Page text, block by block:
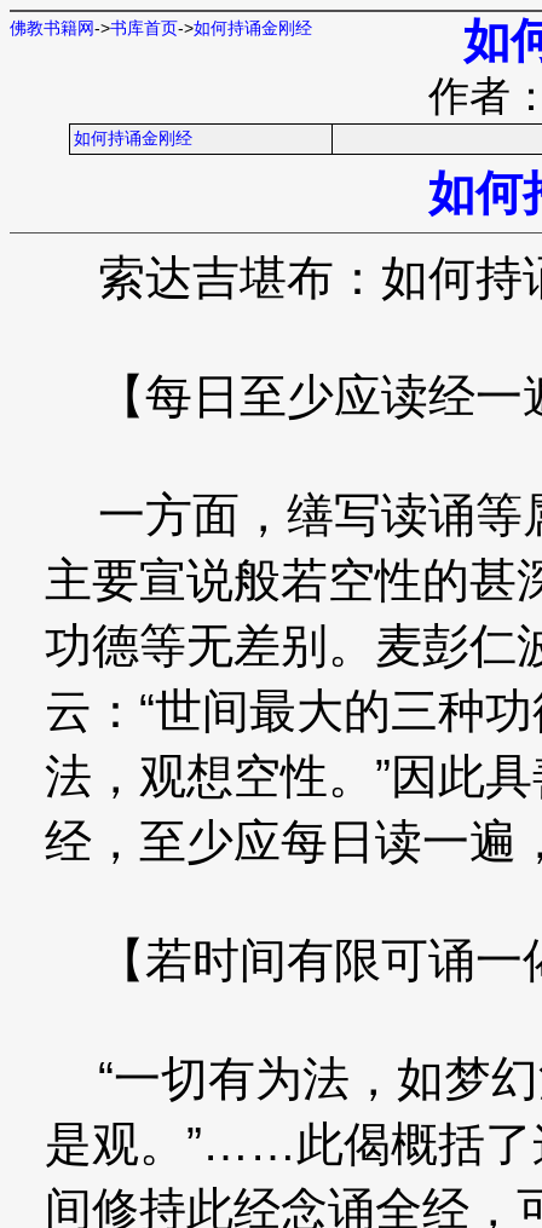
佛教书籍网->书库首页->如何持诵金刚经 如
作者
如何持诵金刚经
如何
索达吉堪布：如何持
【每日至少应读经一
一方面，缮写读诵等
主要宣说般若空性的甚
功德等无差别。麦彭仁
云：“世间最大的三种
法，观想空性。”因此
经，至少应每日读一遍
【若时间有限可诵一
“一切有为法，如梦
是观。”……此偈概括了
间修持此经念诵全经，